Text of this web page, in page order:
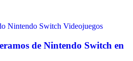
Nintendo Switch Videojuegos
de Nintendo Switch en